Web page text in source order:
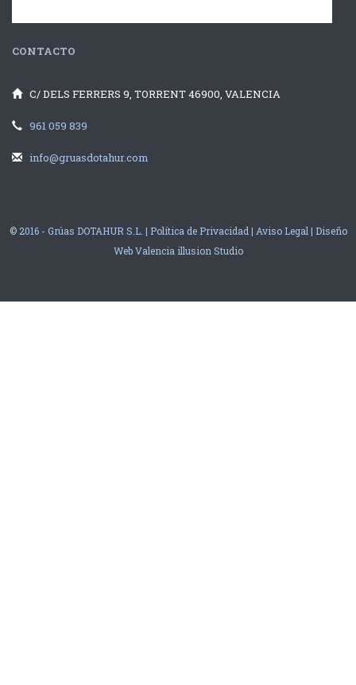
CONTACTO
C/ DELS FERRERS 9, TORRENT 46900, VALENCIA
961 059 839
info@gruasdotahur.com
© 2016 - Grúas DOTAHUR S.L. | Política de Privacidad | Aviso Legal | Diseño
Web Valencia illusion Studio